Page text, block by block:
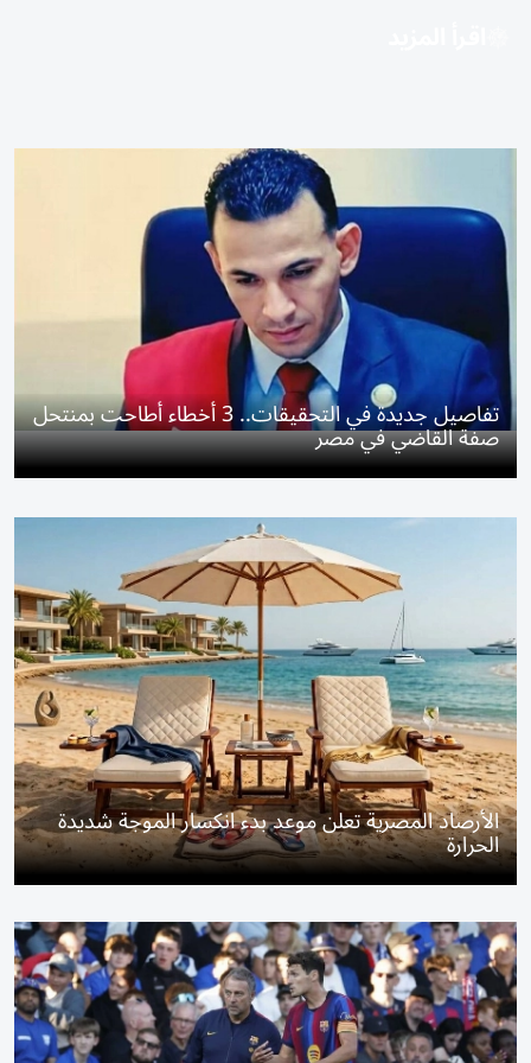
تفاصيل جديدة في التحقيقات.. 3 أخطاء أطاحت بمنتحل
صفة القاضي في مصر
الأرصاد المصرية تعلن موعد بدء انكسار الموجة شديدة
الحرارة